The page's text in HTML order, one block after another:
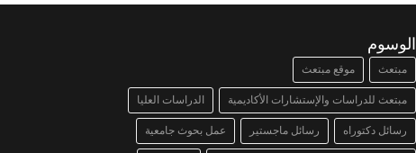
الوسوم
مبتعث موقع مبتعث
مبتعث للدراسات والإستشارات الأكاديمية الدراسات العليا
رسائل دكتوراه رسائل ماجستير عمل بحوث جامعية